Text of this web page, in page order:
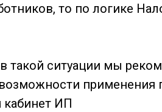
то по логике
такой ситуации мы
применения
ИП